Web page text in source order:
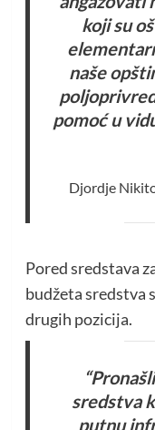
koji su
naše
pomoć u
Djordje
Pored sredstava
budžeta sredstva
drugih pozicija.
sredstva
putnu